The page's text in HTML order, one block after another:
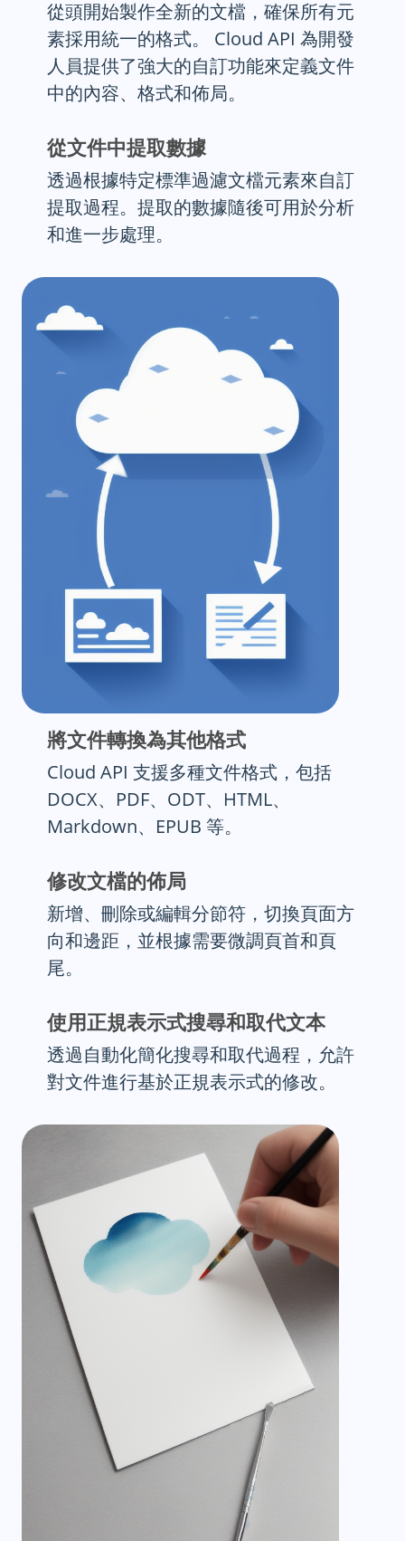
從頭開始製作全新的文檔，確保所有元
素採用統一的格式。 Cloud API 為開發
人員提供了強大的自訂功能來定義文件
中的內容、格式和佈局。
從文件中提取數據
透過根據特定標準過濾文檔元素來自訂
提取過程。提取的數據隨後可用於分析
和進一步處理。
將文件轉換為其他格式
Cloud API 支援多種文件格式，包括
DOCX、PDF、ODT、HTML、
Markdown、EPUB 等。
修改文檔的佈局
新增、刪除或編輯分節符，切換頁面方
向和邊距，並根據需要微調頁首和頁
尾。
使用正規表示式搜尋和取代文本
透過自動化簡化搜尋和取代過程，允許
對文件進行基於正規表示式的修改。